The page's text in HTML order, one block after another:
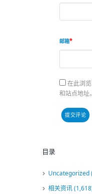
邮箱
在此浏
和站点地址。
目录
Uncategorized
相关资讯